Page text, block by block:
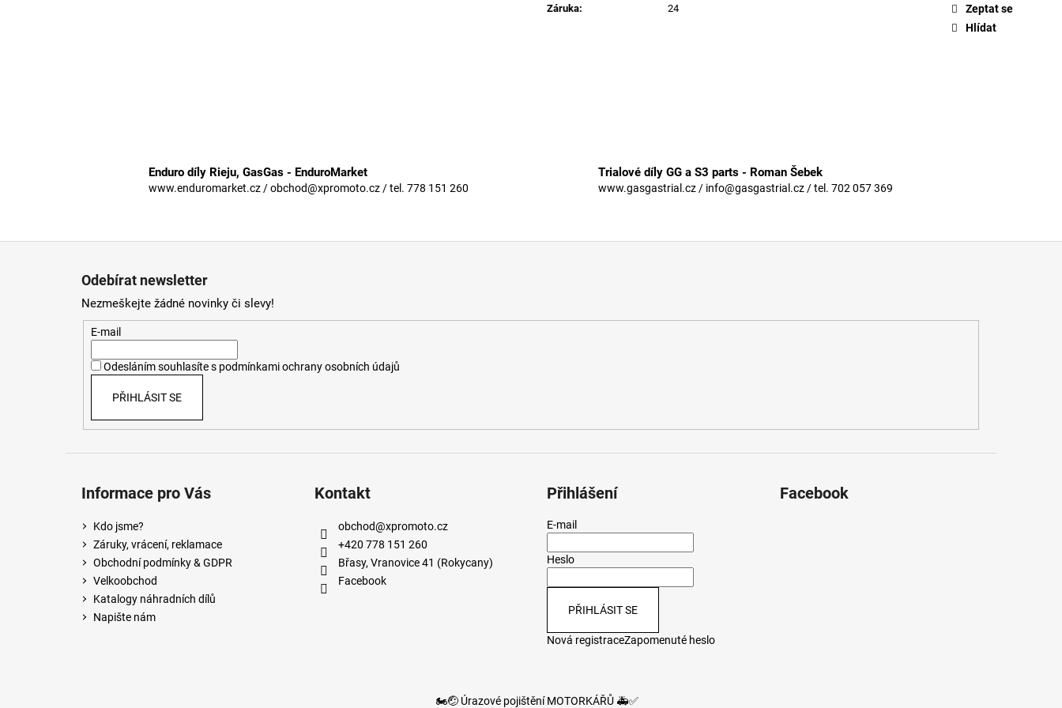
Záruka: 24
Zeptat se
Hlídat
Enduro díly Rieju, GasGas - EnduroMarket
www.enduromarket.cz / obchod@xpromoto.cz / tel. 778 151 260
Trialové díly GG a S3 parts - Roman Šebek
www.gasgastrial.cz / info@gasgastrial.cz / tel. 702 057 369
Odebírat newsletter
Nezmeškejte žádné novinky či slevy!
E-mail
Odesláním souhlasíte s podmínkami ochrany osobních údajů
PŘIHLÁSIT SE
Informace pro Vás
Kdo jsme?
Záruky, vrácení, reklamace
Obchodní podmínky & GDPR
Velkoobchod
Katalogy náhradních dílů
Napište nám
Kontakt
obchod@xpromoto.cz
+420 778 151 260
Břasy, Vranovice 41 (Rokycany)
Facebook
Přihlášení
E-mail
Heslo
PŘIHLÁSIT SE
Nová registraceZapomenuté heslo
Facebook
🏍️🤕 Úrazové pojištění MOTORKÁŘŮ 🚑✅